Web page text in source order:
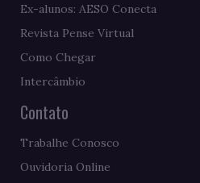
Ex-alunos: AESO Conecta
Revista Pense Virtual
Como Chegar
Intercâmbio
Contato
Trabalhe Conosco
Ouvidoria Online